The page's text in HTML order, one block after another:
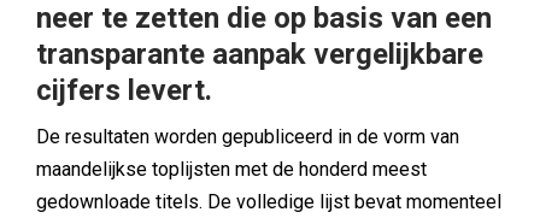
neer te zetten die op basis van een
transparante aanpak vergelijkbare
cijfers levert.
De resultaten worden gepubliceerd in de vorm van
maandelijkse toplijsten met de honderd meest
gedownloade titels. De volledige lijst bevat momenteel